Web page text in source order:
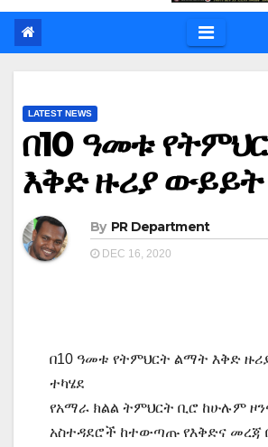
LATEST NEWS
በ10 ዓመቱ
እቅድ ዙሪያ ውይይት
By PR Department
DEC 16, 2020
በ10 ዓመቱ የትምህርት ልማት እቅድ
ተካሄደ
የአማራ ክልል ትምህርት ቢሮ ከሁሉም
አስተዳደሮች ከተውጣጡ የእቅድና መረጃ